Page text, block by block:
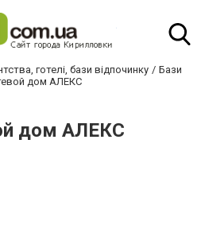
готелі, бази відпочинку
Бази
дом АЛЕКС
дом АЛЕКС